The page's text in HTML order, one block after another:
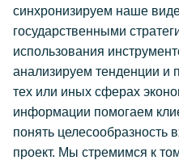
синхронизируем наше
государственными
использования
анализируем тенденции и
тех или иных сферах
информации помогаем
понять целесообразность
проект. Мы стремимся к